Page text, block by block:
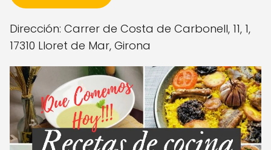
Dirección: Carrer de Costa de Carbonell, 11, 1,
17310 Lloret de Mar, Girona